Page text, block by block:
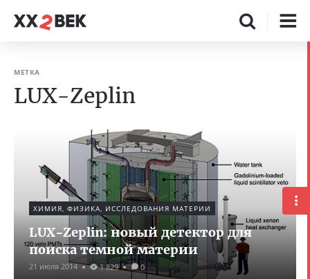
МЕТКА
LUX-Zeplin
ХИМИЯ, ФИЗИКА, ИССЛЕДОВАНИЯ МАТЕРИИ
LUX-Zeplin: новый детектор для
поиска темной материи
21 июля 2014 1 829 0